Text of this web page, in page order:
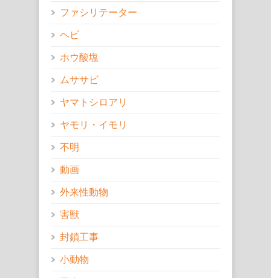
ファシリテーター
ヘビ
ホウ酸塩
ムササビ
ヤマトシロアリ
ヤモリ・イモリ
不明
動画
外来性動物
害獣
封鎖工事
小動物